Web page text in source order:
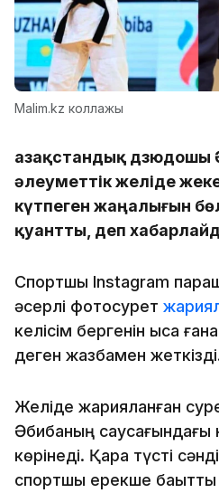
Malim.kz коллажы
Қазақстандық
әлеуметтік желіде
күтпеген жаңалығын
қуантты, деп
Спортшы Instagram
әсерлі фотосурет
келісім бергенін қысқа
деген жазбамен
Желіде жарияланған
Әбибаның саусағындағы
көрінеді. Қара түсті
спортшы ерекше бақытты